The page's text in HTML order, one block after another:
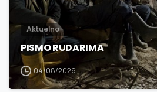
Aktuelno
PISMO RUDARIMA
04/08/2026